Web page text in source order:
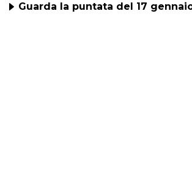
Guarda la puntata del 17